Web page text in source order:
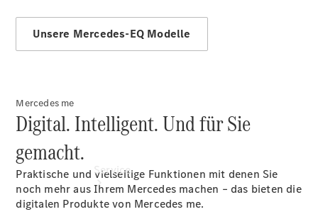
Finanzierung
Service
Unsere Mercedes-EQ Modelle
Mercedes me
Digital. Intelligent. Und für Sie
gemacht.
Praktische und vielseitige Funktionen mit denen Sie
noch mehr aus Ihrem Mercedes machen – das bieten die
digitalen Produkte von Mercedes me.